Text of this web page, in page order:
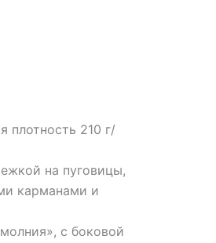
плотность 210 г/
на пуговицы,
карманами и
с боковой